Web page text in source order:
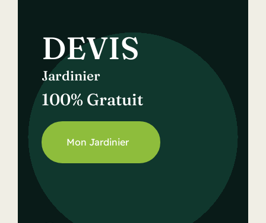
DEVIS
Jardinier
100% Gratuit
Mon Jardinier